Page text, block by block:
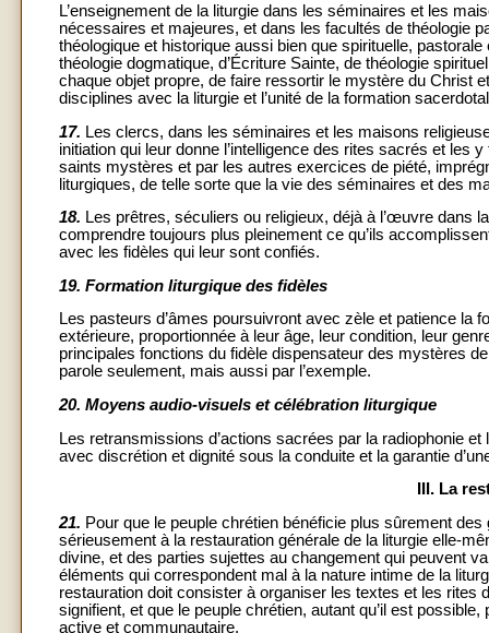
L’enseignement de la liturgie dans les séminaires et les
nécessaires et majeures, et dans les facultés de théologie
théologique et historique aussi bien que spirituelle,
théologie dogmatique, d’Écriture Sainte, de théologie
chaque objet propre, de faire ressortir le mystère du Christ
disciplines avec la liturgie et l’unité de la formation
17. Les clercs, dans les séminaires et les maisons
initiation qui leur donne l’intelligence des rites sacrés et
saints mystères et par les autres exercices de piété,
liturgiques, de telle sorte que la vie des séminaires et des
18. Les prêtres, séculiers ou religieux, déjà à l’œuvre dans
comprendre toujours plus pleinement ce qu’ils
avec les fidèles qui leur sont confiés.
19. Formation liturgique des fidèles
Les pasteurs d’âmes poursuivront avec zèle et patience la
extérieure, proportionnée à leur âge, leur condition, leur
principales fonctions du fidèle dispensateur des mystères
parole seulement, mais aussi par l’exemple.
20. Moyens audio-visuels et célébration liturgique
Les retransmissions d’actions sacrées par la radiophonie
avec discrétion et dignité sous la conduite et la garantie
III. La
21. Pour que le peuple chrétien bénéficie plus sûrement
sérieusement à la restauration générale de la liturgie elle-
divine, et des parties sujettes au changement qui peuvent
éléments qui correspondent mal à la nature intime de la
restauration doit consister à organiser les textes et les rites
signifient, et que le peuple chrétien, autant qu’il est
active et communautaire.